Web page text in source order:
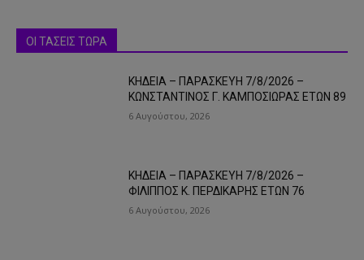
ΟΙ ΤΑΣΕΙΣ ΤΩΡΑ
ΚΗΔΕΙΑ – ΠΑΡΑΣΚΕΥΗ 7/8/2026 –
ΚΩΝΣΤΑΝΤΙΝΟΣ Γ. ΚΑΜΠΟΣΙΩΡΑΣ ΕΤΩΝ 89
6 Αυγούστου, 2026
ΚΗΔΕΙΑ – ΠΑΡΑΣΚΕΥΗ 7/8/2026 –
ΦΙΛΙΠΠΟΣ Κ. ΠΕΡΔΙΚΑΡΗΣ ΕΤΩΝ 76
6 Αυγούστου, 2026